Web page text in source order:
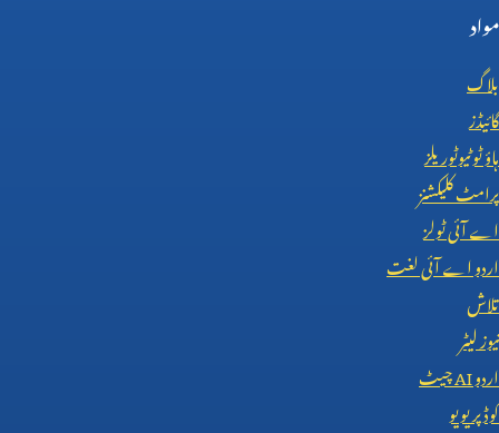
مواد
بلاگ
گائیڈز
ہاؤ ٹو ٹیوٹوریلز
پرامٹ کلیکشنز
اے آئی ٹولز
اردو اے آئی لغت
تلاش
نیوز لیٹر
اردوAIچیٹ
کوڈ پریویو